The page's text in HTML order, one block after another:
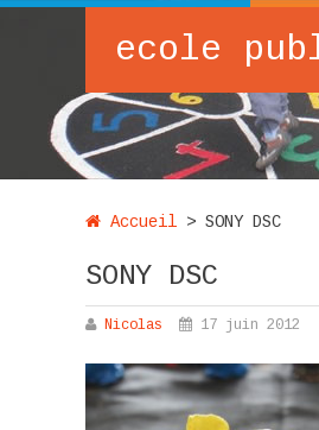
ecole
Accueil > SONY DSC
SONY DSC
Nicolas 17 juin 2012